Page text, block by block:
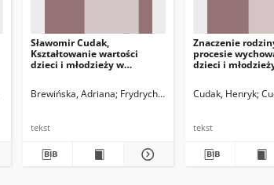
Red.
Sławomir Cudak,
Kształtowanie wartości
dzieci i młodzieży w
współczesnej rodziny
Brewińska, Adriana Frydrych, Klaudia Matyjas,
tekst
Znaczenie
procesie
dzieci i
Cudak, Henryk
tekst